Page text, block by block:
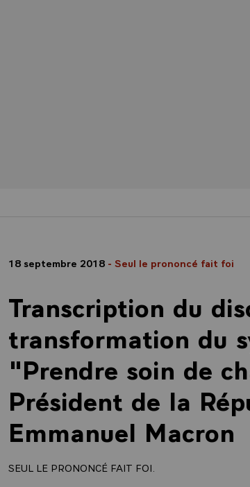
18 septembre 2018 - Seul le prononcé fait foi
Transcription du
transformation du
"Prendre soin de
Président de la
Emmanuel Macron
SEUL LE PRONONCÉ FAIT FOI.